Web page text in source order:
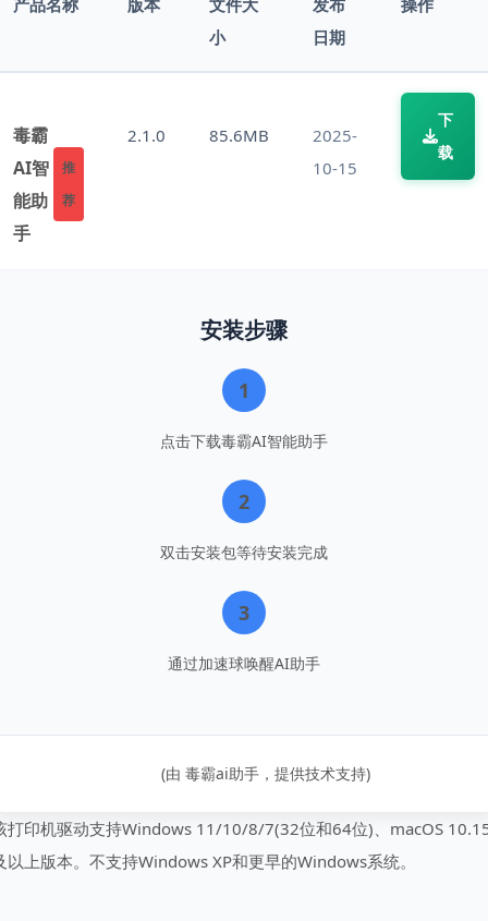
产品名称 版本
文件大
小
发布
日期
操作
毒霸
AI智
能助
手
推
荐
2.1.0 85.6MB
2025-
10-15
下
载
安装步骤
1
点击下载毒霸AI智能助手
2
双击安装包等待安装完成
3
通过加速球唤醒AI助手
(由 毒霸ai助手，提供技术支持)
打印机驱动支持Windows 11/10/8/7(32位和64位)、macOS
以上版本。不支持Windows XP和更早的Windows系统。